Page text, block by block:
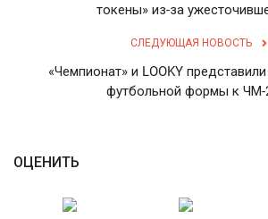
Россия
токены» из-за
СЛЕДУЮЩАЯ НОВОСТЬ
«Чемпионат» и LOOKY
футбольной формы к ЧМ-
ОЦЕНИТЬ